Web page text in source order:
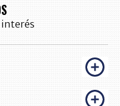
interés